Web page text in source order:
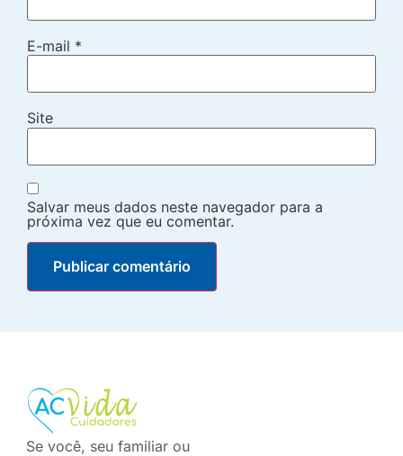
E-mail *
Site
Salvar meus dados neste navegador para a
próxima vez que eu comentar.
Se você, seu familiar ou